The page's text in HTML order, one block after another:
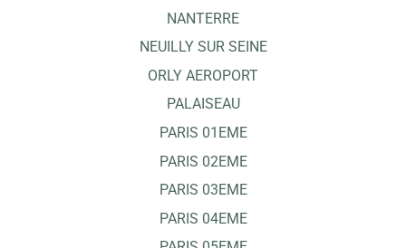
NANTERRE
NEUILLY SUR SEINE
ORLY AEROPORT
PALAISEAU
PARIS 01EME
PARIS 02EME
PARIS 03EME
PARIS 04EME